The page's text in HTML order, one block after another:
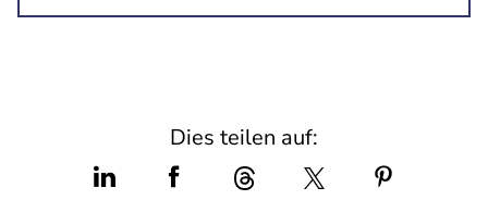
Dies teilen auf: